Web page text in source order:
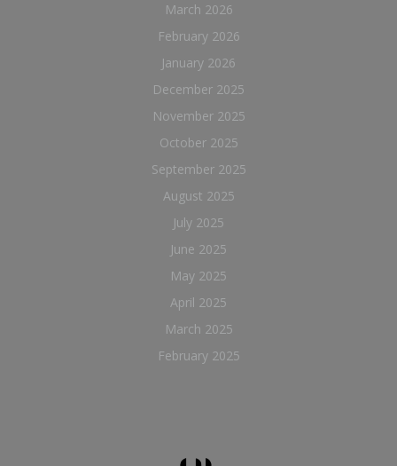
March 2026
February 2026
January 2026
December 2025
November 2025
October 2025
September 2025
August 2025
July 2025
June 2025
May 2025
April 2025
March 2025
February 2025